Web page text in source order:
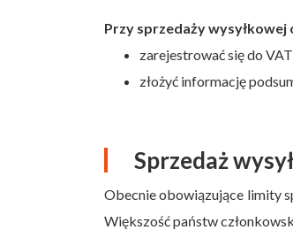
Przy sprzedaży
zarejestrować się do
złożyć informację
Sprzedaż
Obecnie obowiązujące limity
Większość państw